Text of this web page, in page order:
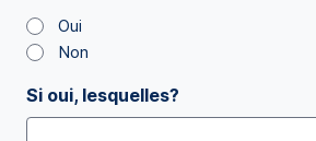
Oui
Non
Si oui, lesquelles?